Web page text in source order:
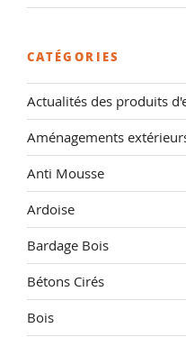
CATÉGORIES
Actualités des produits
Aménagements
Anti Mousse
Ardoise
Bardage Bois
Bétons Cirés
Bois